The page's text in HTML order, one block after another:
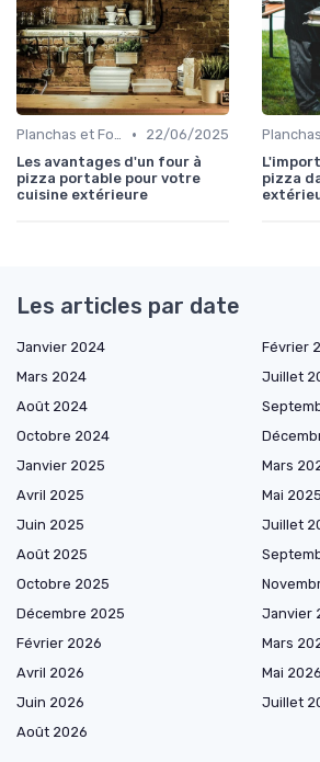
Planchas et Fours à Pizza •
22/06/2025
Les avantages d'un four à
pizza portable pour votre
cuisine extérieure
pizza
Les articles par date
Janvier 2024
Février
Mars 2024
Juillet
Août 2024
Octobre 2024
Janvier 2025
Mars
Avril 2025
Mai 2025
Juin 2025
Juillet
Août 2025
Octobre 2025
Décembre 2025
Janvier
Février 2026
Mars
Avril 2026
Mai 2026
Juin 2026
Juillet
Août 2026